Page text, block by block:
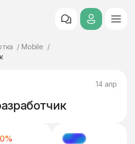
Mobile
14 апр
МЭТЧ